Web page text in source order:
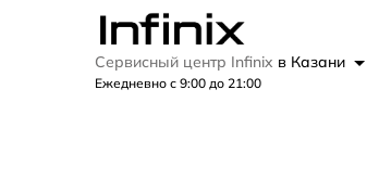
Сервисный центр Infinix в Казани
Ежедневно с 9:00 до 21:00